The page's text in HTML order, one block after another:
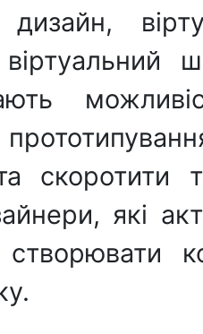
скоротити
які